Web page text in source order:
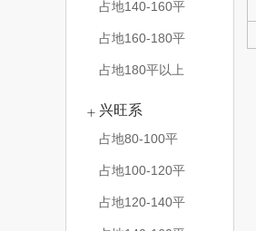
占地140-160平
占地160-180平
占地180平以上
兴旺系
占地80-100平
占地100-120平
占地120-140平